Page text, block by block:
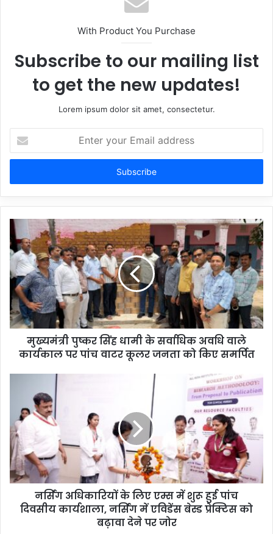
With Product You Purchase
Subscribe to our mailing list
to get the new updates!
Lorem ipsum dolor sit amet, consectetur.
your
Email
मुख्यमंत्री पुष्कर सिंह धामी के सर्वाधिक अवधि वाले
कार्यकाल पर पांच वाटर कूलर जनता को किए समर्पित
नर्सिंग अधिकारियों के लिए एम्स में शुरू हुई पांच
दिवसीय कार्यशाला, नर्सिंग में एविडेंस बेस्ड प्रेक्टिस को
बढ़ावा देने पर जोर